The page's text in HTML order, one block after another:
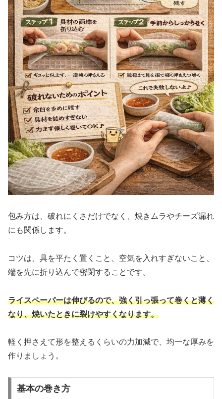
包み方は、破れにくさだけでなく、焼きムラやチーズ漏れ
にも関係します。
コツは、具を平たく置くこと、空気を入れすぎないこと、
端を先に折り込んで密閉することです。
ライスペーパーは伸びるので、強く引っ張って巻くと薄く
なり、焼いたときに裂けやすくなります。
軽く押さえて形を整えるくらいの力加減で、均一な厚みを
作りましょう。
基本の巻き方